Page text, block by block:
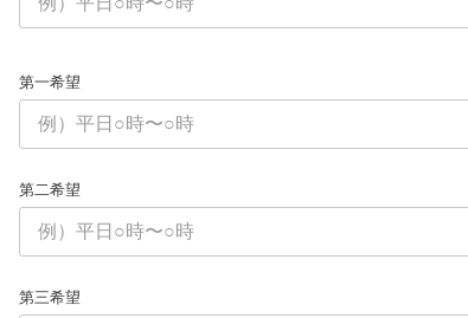
第一希望
第二希望
第三希望